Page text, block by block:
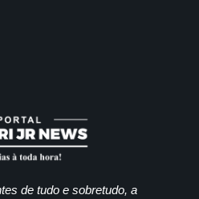
de tudo e sobretudo, a